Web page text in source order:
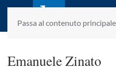
Passa al contenuto principale
fondato da
Emanuele Zinato